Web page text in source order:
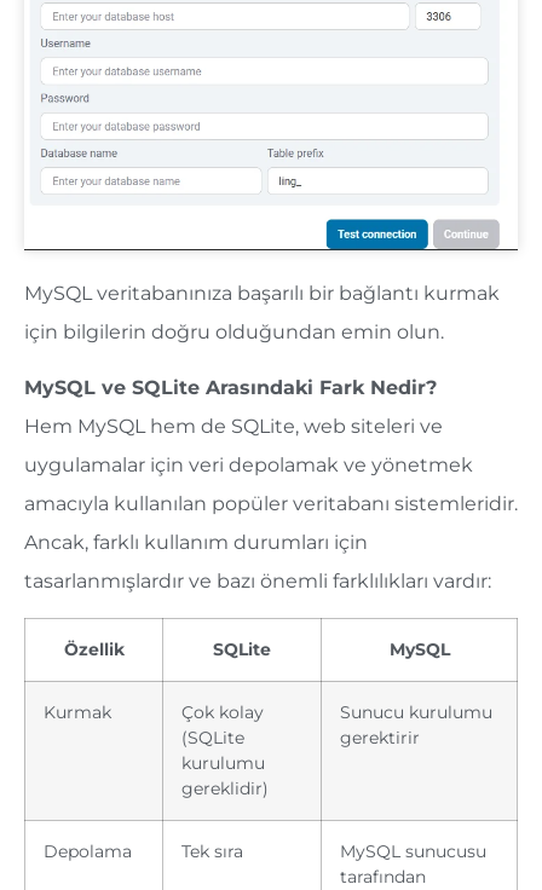
MySQL veritabanınıza başarılı bir bağlantı kurmak
için bilgilerin doğru olduğundan emin olun.
MySQL ve SQLite Arasındaki Fark Nedir?
Hem MySQL hem de SQLite, web siteleri ve
uygulamalar için veri depolamak ve yönetmek
amacıyla kullanılan popüler veritabanı sistemleridir.
Ancak, farklı kullanım durumları için
tasarlanmışlardır ve bazı önemli farklılıkları vardır:
Özellik SQLite MySQL
Kurmak
Çok kolay
(SQLite
kurulumu
gereklidir)
Sunucu kurulumu
gerektirir
Depolama Tek sıra
MySQL sunucusu
tarafından